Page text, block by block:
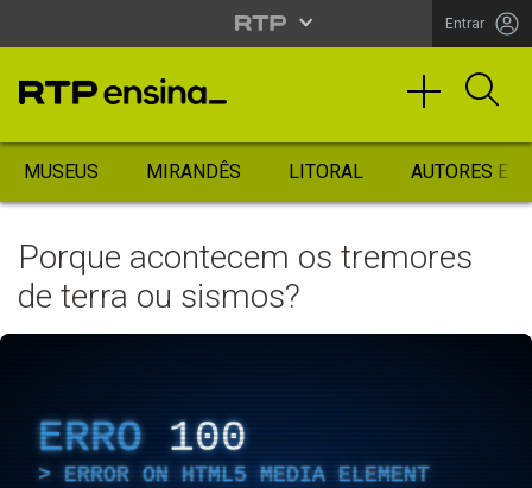
Entrar
MUSEUS MIRANDÊS LITORAL AUTORES
Porque acontecem os tremores
de terra ou sismos?
ERRO 100
ERROR ON HTML5 MEDIA ELEMENT